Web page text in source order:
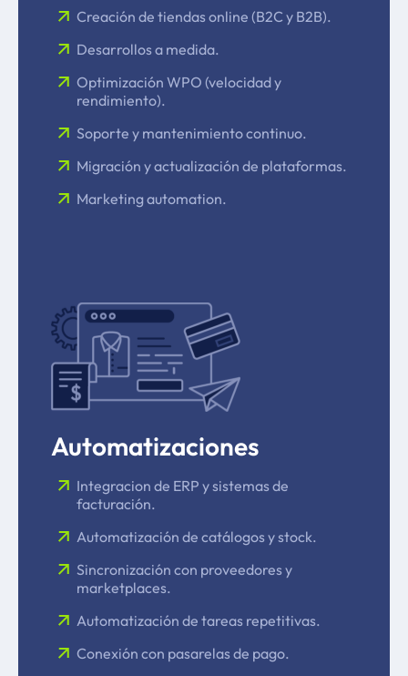
Creación de tiendas online (B2C y B2B).
Desarrollos a medida.
Optimización WPO (velocidad y
rendimiento).
Soporte y mantenimiento continuo.
Migración y actualización de plataformas.
Marketing automation.
Automatizaciones
Integracion de ERP y sistemas de
facturación.
Automatización de catálogos y stock.
Sincronización con proveedores y
marketplaces.
Automatización de tareas repetitivas.
Conexión con pasarelas de pago.